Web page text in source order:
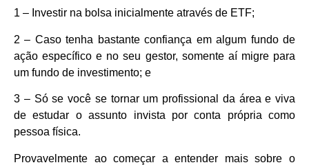
1 – Investir na bolsa inicialmente através de ETF;
2 – Caso tenha bastante confiança em algum fundo de
ação específico e no seu gestor, somente aí migre para
um fundo de investimento; e
3 – Só se você se tornar um profissional da área e viva
de estudar o assunto invista por conta própria como
pessoa física.
Provavelmente ao começar a entender mais sobre o